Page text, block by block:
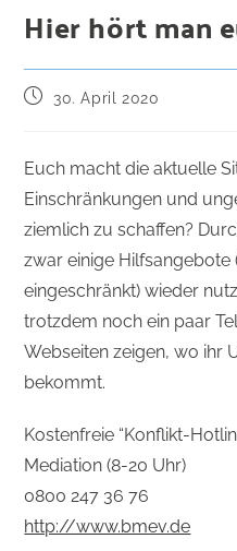
Hier hört man
30. April 2020
Euch macht die aktuelle
Einschränkungen und
ziemlich zu schaffen?
zwar einige Hilfsangebote
eingeschränkt) wieder
trotzdem noch ein paar
Webseiten zeigen, wo ihr
bekommt.
Kostenfreie “Konflikt-
Mediation (8-20 Uhr)
0800 247 36 76
http://www.bmev.de